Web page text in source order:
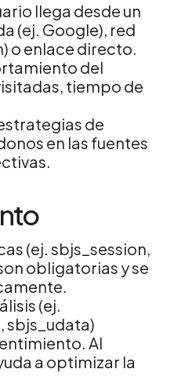
llega desde un
(ej. Google), red
o enlace directo.
del
tiempo de
de
en las fuentes
(ej. sbjs_session,
obligatorias y se
(ej.
sbjs_udata)
Al
a optimizar la